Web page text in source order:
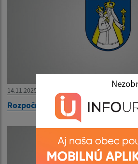
14.11.2025
Rozpočet obce Ľubotín 2026-